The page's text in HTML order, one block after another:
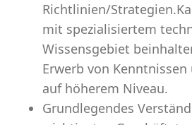
Richtlinien/
mit spezialisiertem
Wissensgebiet
Erwerb von
auf höherem Niveau.
Grundlegendes